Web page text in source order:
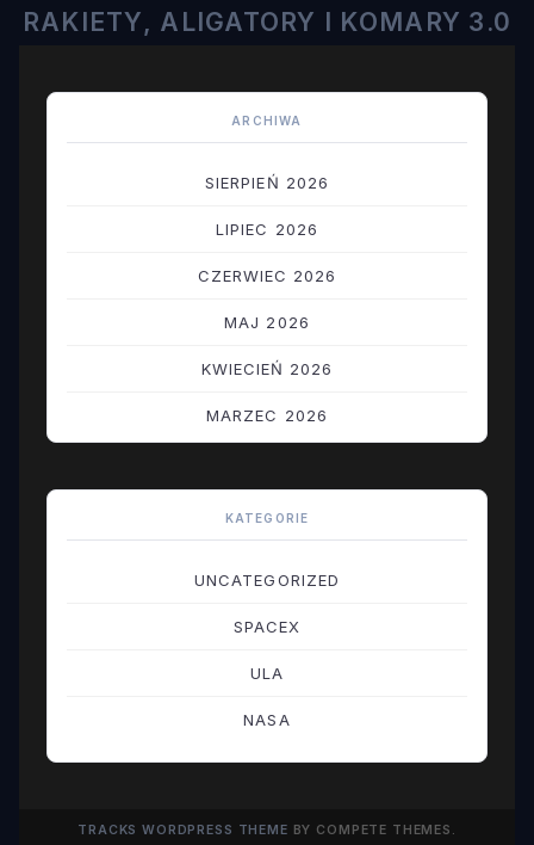
RAKIETY, ALIGATORY I KOMARY 3.0
ARCHIWA
SIERPIEŃ 2026
LIPIEC 2026
CZERWIEC 2026
MAJ 2026
KWIECIEŃ 2026
MARZEC 2026
CZERWIEC 2025
KATEGORIE
UNCATEGORIZED
SPACEX
ULA
NASA
TRACKS WORDPRESS THEME BY COMPETE THEMES.